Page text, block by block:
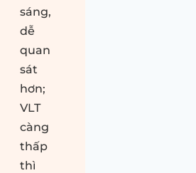
sáng,
dễ
quan
sát
hơn;
VLT
càng
thấp
thì